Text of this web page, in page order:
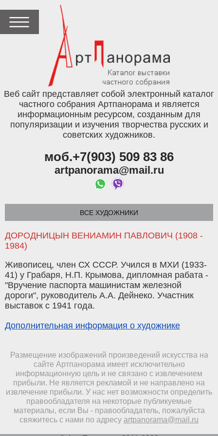
Веб сайт представляет собой электронный каталог
частного собрания Артпанорама и является
информационным ресурсом, созданным для
популяризации и изучения творчества русских и
советских художников.
моб.+7(903) 509 83 86
artpanorama@mail.ru
ВСЕ ХУДОЖНИКИ
ДОРОДНИЦЫН ВЕНИАМИН ПАВЛОВИЧ (1908 -
1984)
Живописец, член СХ СССР. Учился в МХИ (1933-
41) у Грабаря, Н.П. Крымова, дипломная рабата -
"Вручение паспорта машинистам железной
дороги", руководитель А.А. Дейнеко. Участник
выставок с 1941 года.
Дополнительная информация о художнике
Размещение изображений произведений искусства на
сайте Артпанорама имеет исключительно
информационную цель и не связано с извлечением
прибыли. Не является рекламой и не направлено на
извлечение прибыли. У нас нет возможности определить
правообладателя на некоторые публикуемые
материалы, если Вы - правообладатель, пожалуйста
свяжитесь с нами по адресу artpanorama@mail.ru